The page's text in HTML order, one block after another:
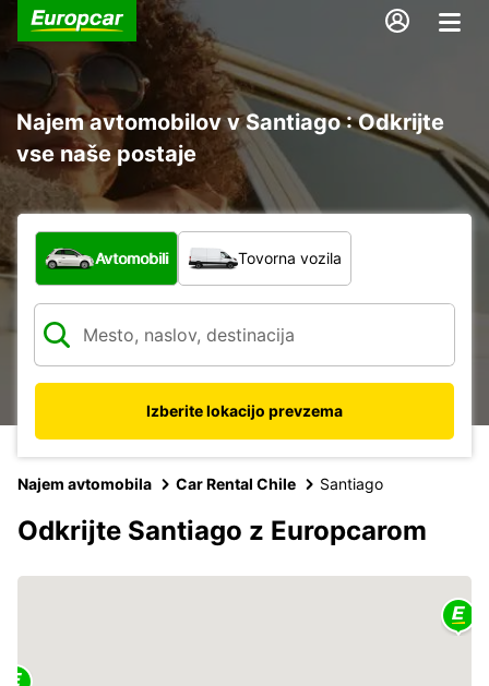
Najem avtomobilov v Santiago : Odkrijte
vse naše postaje
Katera vrsta vozila?
Avtomobili Tovorna vozila
Izberite lokacijo prevzema
Najem avtomobila Car Rental Chile Santiago
Odkrijte Santiago z Europcarom